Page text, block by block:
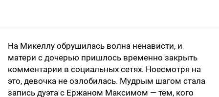
На Микеллу обрушилась волна ненависти, и
матери с дочерью пришлось временно закрыть
комментарии в социальных сетях. Ноесмотря на
это, девочка не озлобилась. Мудрым шагом стала
запись дуэта с Ержаном Максимом — тем, кого